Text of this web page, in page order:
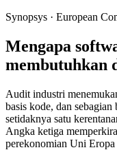
Synopsys · European
Mengapa
membutuhkan
Audit industri
basis kode, dan
setidaknya satu
Angka ketiga
perekonomian Uni Eropa